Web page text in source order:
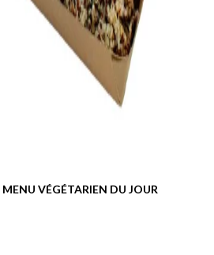
MENU VÉGÉTARIEN DU JOUR